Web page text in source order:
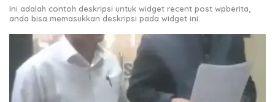
Ini adalah contoh deskripsi untuk widget recent post wpberita,
anda bisa memasukkan deskripsi pada widget ini.